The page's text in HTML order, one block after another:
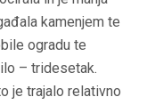
kamenjem te
ogradu te
– tridesetak.
je trajalo relativno